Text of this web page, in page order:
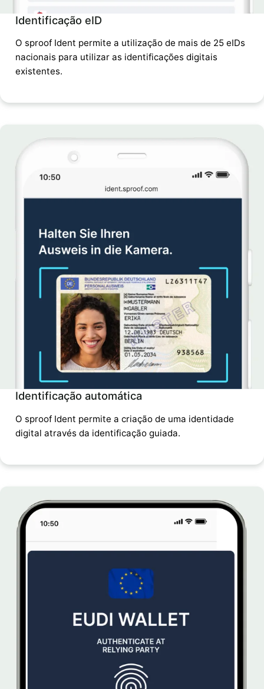
Identificação eID
O sproof Ident permite a utilização de mais de 25 eIDs
nacionais para utilizar as identificações digitais
existentes.
Identificação automática
O sproof Ident permite a criação de uma identidade
digital através da identificação guiada.